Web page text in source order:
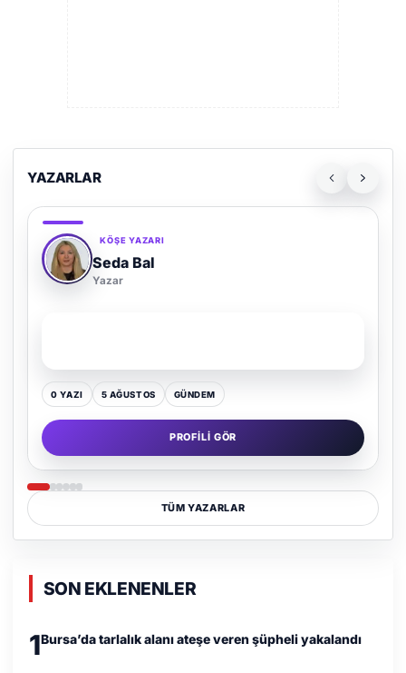
YAZARLAR
KÖŞE YAZARI
Adem Demir
Yazar
0 YAZI 16 TEMMUZ GÜNDEM
PROFILI GÖR
TÜM YAZARLAR
SON EKLENENLER
1Bursa’da tarlalık alanı ateşe veren şüpheli yakalandı